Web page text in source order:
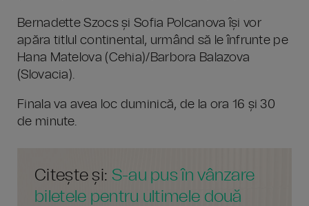
Bernadette Szocs și Sofia Polcanova își vor
apăra titlul continental, urmând să le înfrunte pe
Hana Matelova (Cehia)/Barbora Balazova
(Slovacia).
Finala va avea loc duminică, de la ora 16 și 30
de minute.
Citește și: S-au pus în vânzare
biletele pentru ultimele două